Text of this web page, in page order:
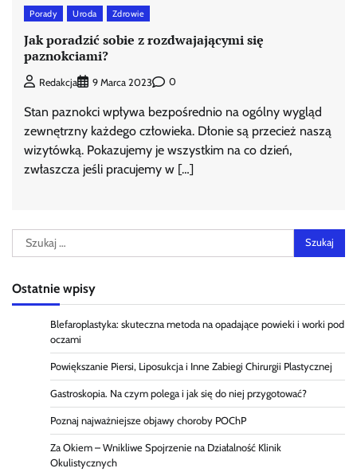
Porady Uroda Zdrowie
Jak poradzić sobie z rozdwajającymi się
paznokciami?
Redakcja 9 Marca 2023 0
Stan paznokci wpływa bezpośrednio na ogólny wygląd
zewnętrzny każdego człowieka. Dłonie są przecież naszą
wizytówką. Pokazujemy je wszystkim na co dzień,
zwłaszcza jeśli pracujemy w […]
Szukaj:
Ostatnie wpisy
Blefaroplastyka: skuteczna metoda na opadające powieki i worki pod
oczami
Powiększanie Piersi, Liposukcja i Inne Zabiegi Chirurgii Plastycznej
Gastroskopia. Na czym polega i jak się do niej przygotować?
Poznaj najważniejsze objawy choroby POChP
Za Okiem – Wnikliwe Spojrzenie na Działalność Klinik
Okulistycznych